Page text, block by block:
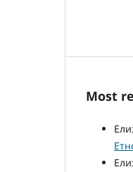
Most